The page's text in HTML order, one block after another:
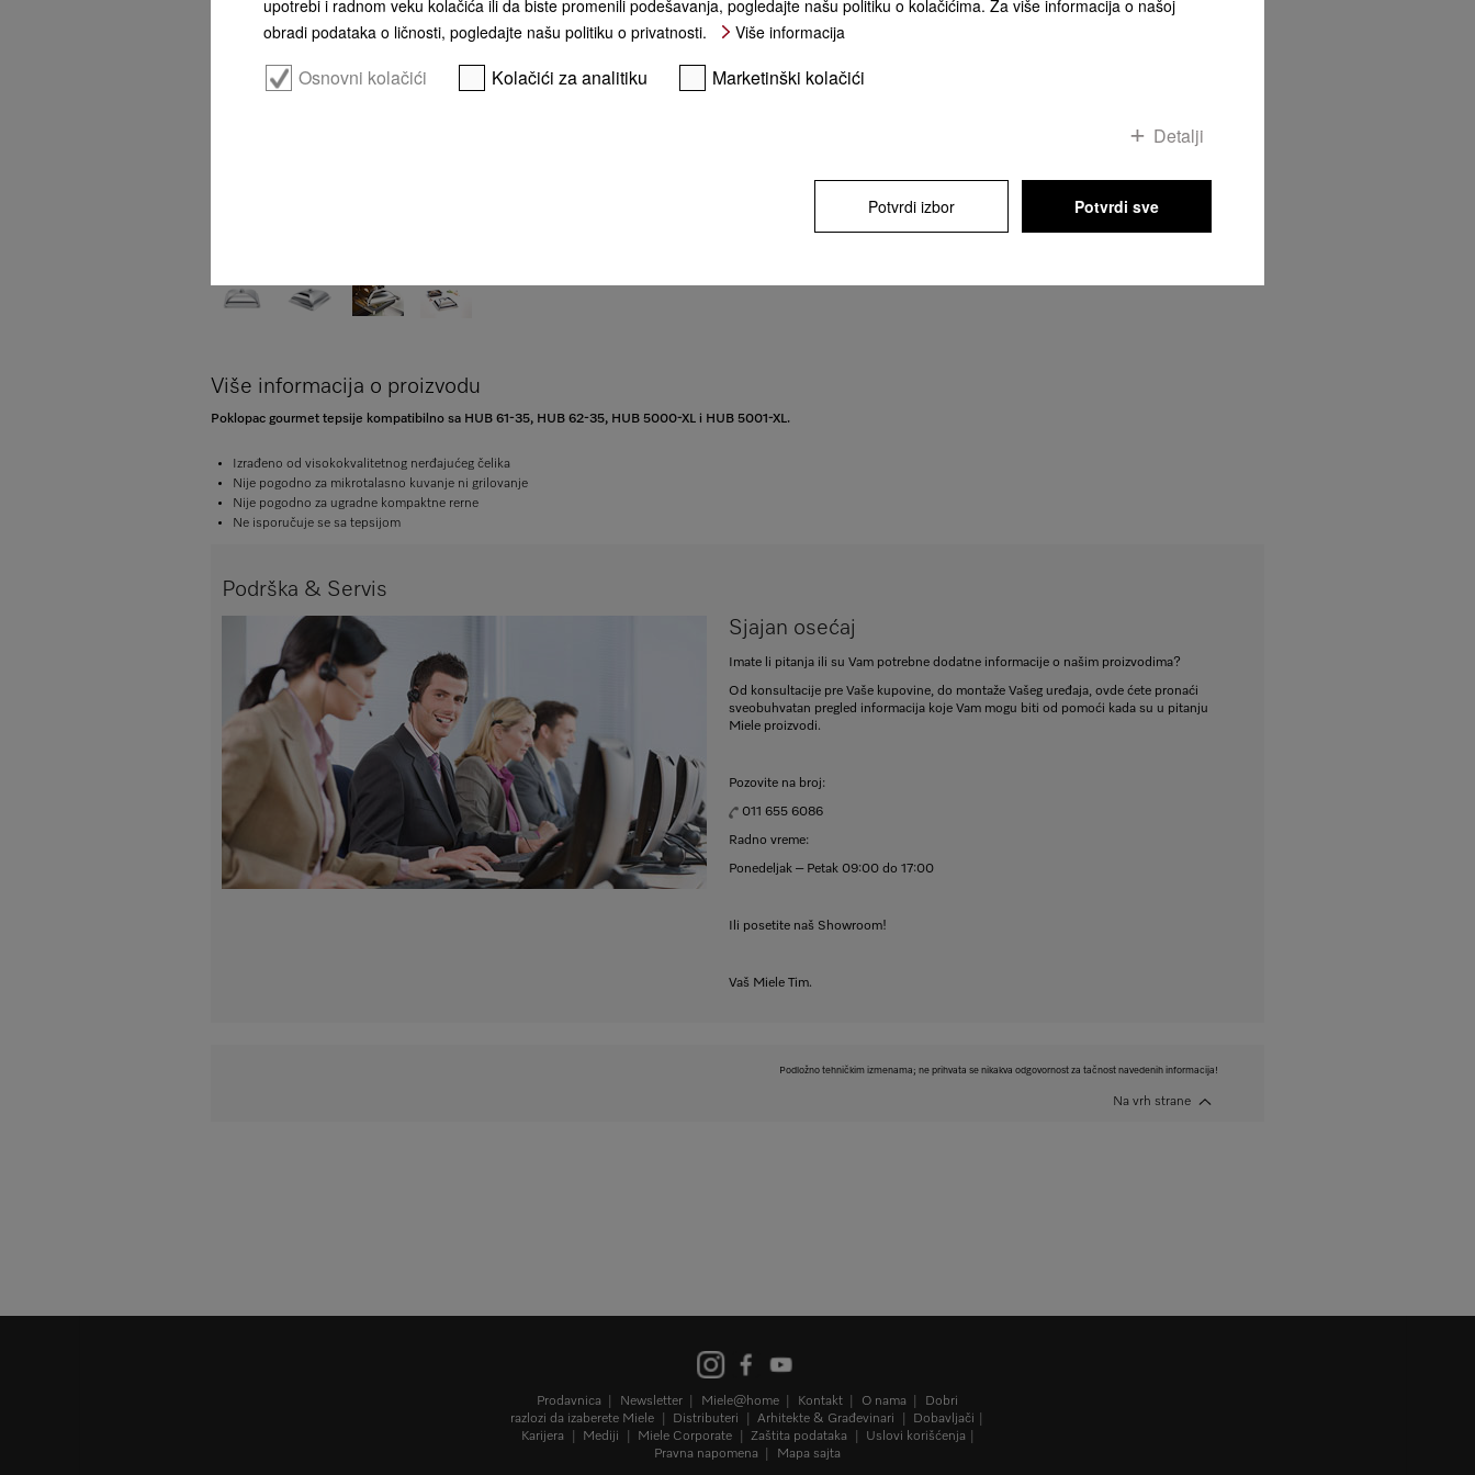
Više informacija o proizvodu
Poklopac gourmet tepsije kompatibilno sa HUB 61-35, HUB 62-35, HUB 5000-XL i HUB 5001-XL.
Izrađeno od visokokvalitetnog nerđajućeg čelika
Nije pogodno za mikrotalasno kuvanje ni grilovanje
Nije pogodno za ugradne kompaktne rerne
Ne isporučuje se sa tepsijom
Podrška & Servis
Sjajan osećaj
Imate li pitanja ili su Vam potrebne dodatne informacije o našim proizvodima?
Od konsultacije pre Vaše kupovine, do montaže Vašeg uređaja, ovde ćete pronaći
sveobuhvatan pregled informacija koje Vam mogu biti od pomoći kada su u pitanju
Miele proizvodi.
Pozovite na broj:
011 655 6086
Radno vreme:
Ponedeljak – Petak 09:00 do 17:00
Ili posetite naš Showroom!
Vaš Miele Tim.
Podložno tehničkim izmenama; ne prihvata se nikakva odgovornost za tačnost navedenih informacija!
Na vrh strane
Prodavnica Newsletter Miele@home Kontakt O nama
Dobri
razlozi da izaberete Miele
Distributeri Arhitekte & Građevinari
Dobavljači
Karijera
Mediji Miele Corporate Zaštita podataka
Uslovi korišćenja
Pravna napomena
Mapa sajta
upotrebi i radnom veku kolačića ili da biste promenili podešavanja, pogledajte našu politiku o kolačićima. Za više informacija o našoj
obradi podataka o ličnosti, pogledajte našu politiku o privatnosti.
Više informacija
Osnovni kolačići Kolačići za analitiku Marketinški kolačići
Detalji
Potvrdi izbor Potvrdi sve